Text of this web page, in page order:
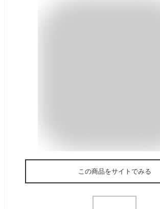
この商品をサイトでみる